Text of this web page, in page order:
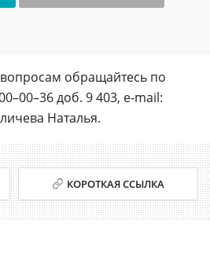
обращайтесь по
доб. 9 403, e-mail:
Наталья.
КОРОТКАЯ ССЫЛКА